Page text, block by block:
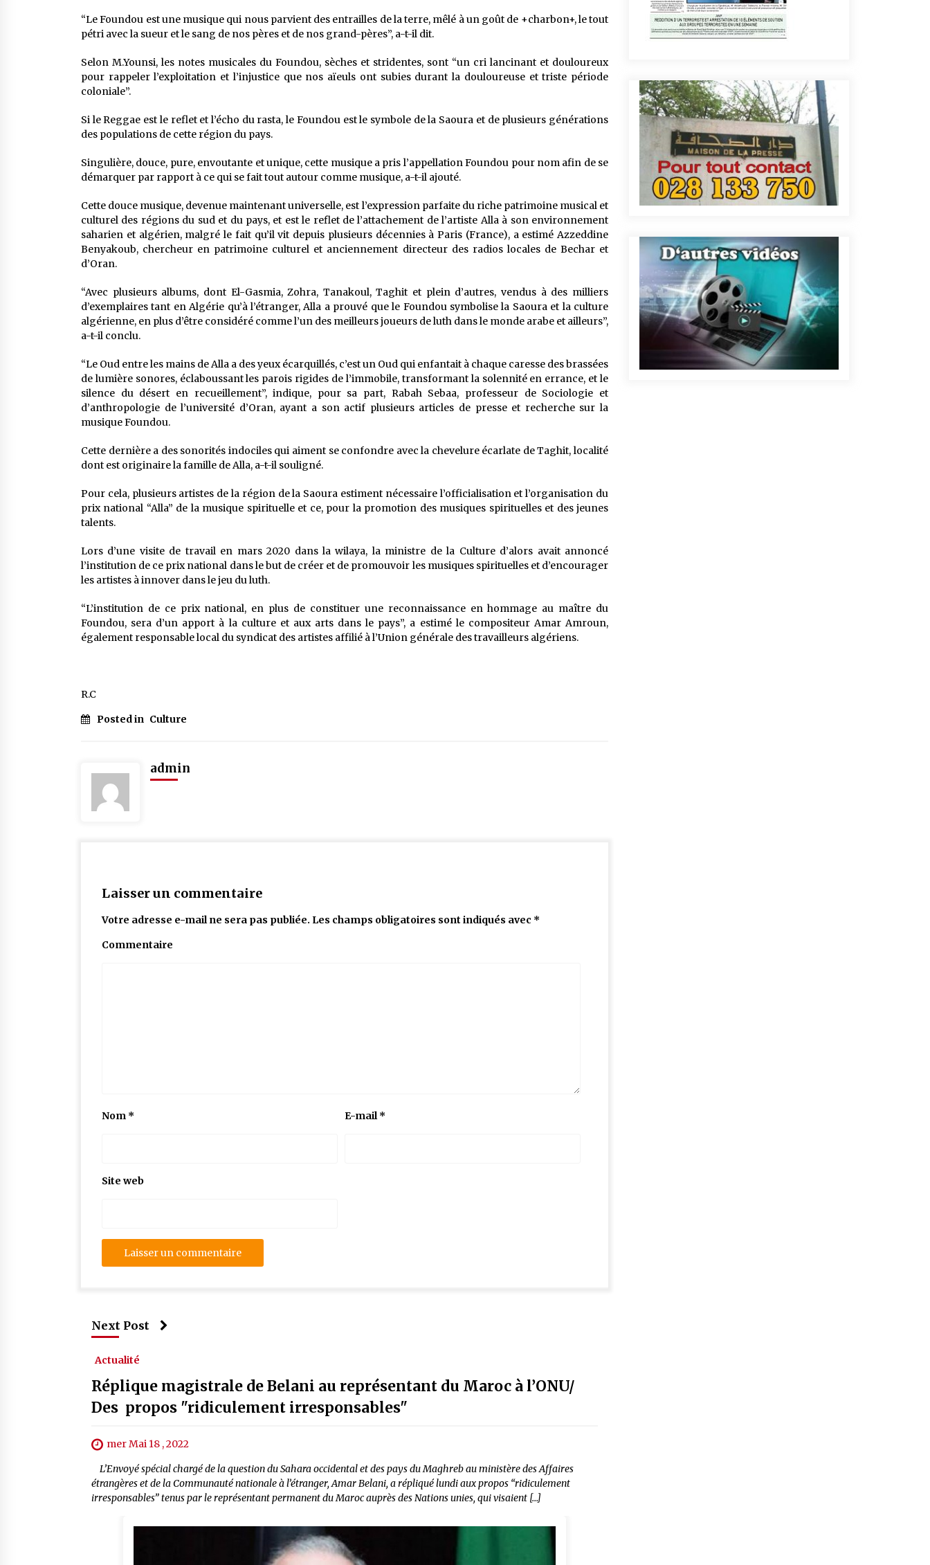
“Le Foundou est une musique qui nous parvient des entrailles de la terre, mêlé à un goût de +charbon+, le tout
pétri avec la sueur et le sang de nos pères et de nos grand-pères”, a-t-il dit.
Selon M.Younsi, les notes musicales du Foundou, sèches et stridentes, sont “un cri lancinant et douloureux
pour rappeler l’exploitation et l’injustice que nos aïeuls ont subies durant la douloureuse et triste période
coloniale”.
Si le Reggae est le reflet et l’écho du rasta, le Foundou est le symbole de la Saoura et de plusieurs générations
des populations de cette région du pays.
Singulière, douce, pure, envoutante et unique, cette musique a pris l’appellation Foundou pour nom afin de se
démarquer par rapport à ce qui se fait tout autour comme musique, a-t-il ajouté.
Cette douce musique, devenue maintenant universelle, est l’expression parfaite du riche patrimoine musical et
culturel des régions du sud et du pays, et est le reflet de l’attachement de l’artiste Alla à son environnement
saharien et algérien, malgré le fait qu’il vit depuis plusieurs décennies à Paris (France), a estimé Azzeddine
Benyakoub, chercheur en patrimoine culturel et anciennement directeur des radios locales de Bechar et
d’Oran.
“Avec plusieurs albums, dont El-Gasmia, Zohra, Tanakoul, Taghit et plein d’autres, vendus à des milliers
d’exemplaires tant en Algérie qu’à l’étranger, Alla a prouvé que le Foundou symbolise la Saoura et la culture
algérienne, en plus d’être considéré comme l’un des meilleurs joueurs de luth dans le monde arabe et ailleurs”,
a-t-il conclu.
“Le Oud entre les mains de Alla a des yeux écarquillés, c’est un Oud qui enfantait à chaque caresse des brassées
de lumière sonores, éclaboussant les parois rigides de l’immobile, transformant la solennité en errance, et le
silence du désert en recueillement”, indique, pour sa part, Rabah Sebaa, professeur de Sociologie et
d’anthropologie de l’université d’Oran, ayant a son actif plusieurs articles de presse et recherche sur la
musique Foundou.
Cette dernière a des sonorités indociles qui aiment se confondre avec la chevelure écarlate de Taghit, localité
dont est originaire la famille de Alla, a-t-il souligné.
Pour cela, plusieurs artistes de la région de la Saoura estiment nécessaire l’officialisation et l’organisation du
prix national “Alla” de la musique spirituelle et ce, pour la promotion des musiques spirituelles et des jeunes
talents.
Lors d’une visite de travail en mars 2020 dans la wilaya, la ministre de la Culture d’alors avait annoncé
l’institution de ce prix national dans le but de créer et de promouvoir les musiques spirituelles et d’encourager
les artistes à innover dans le jeu du luth.
“L’institution de ce prix national, en plus de constituer une reconnaissance en hommage au maître du
Foundou, sera d’un apport à la culture et aux arts dans le pays”, a estimé le compositeur Amar Amroun,
également responsable local du syndicat des artistes affilié à l’Union générale des travailleurs algériens.
R.C
Posted in Culture
admin
Laisser un commentaire
Votre adresse e-mail ne sera pas publiée. Les champs obligatoires sont indiqués avec *
Commentaire
Nom * E-mail*
Site web
Next Post
Actualité
Réplique magistrale de Belani au représentant du Maroc à l’ONU/
Des propos "ridiculement irresponsables"
mer Mai 18 , 2022
L’Envoyé spécial chargé de la question du Sahara occidental et des pays du Maghreb au ministère des Affaires
étrangères et de la Communauté nationale à l’étranger, Amar Belani, a répliqué lundi aux propos “ridiculement
irresponsables” tenus par le représentant permanent du Maroc auprès des Nations unies, qui visaient […]